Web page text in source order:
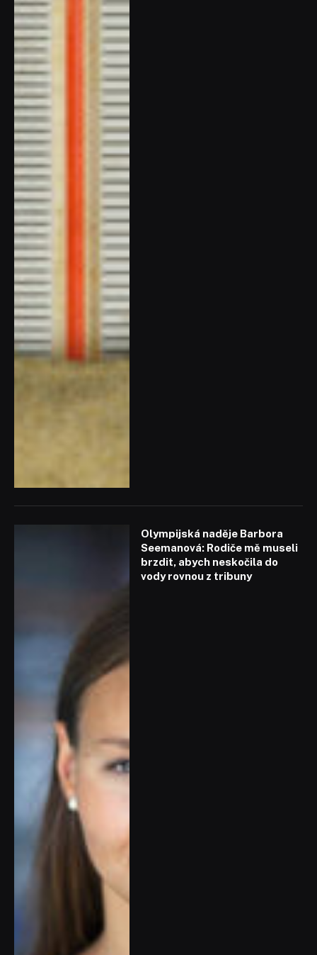
Olympijská naděje Barbora
Seemanová: Rodiče mě museli
brzdit, abych neskočila do
vody rovnou z tribuny